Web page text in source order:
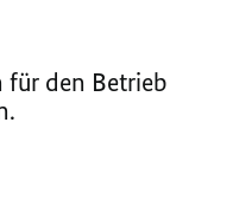
für den Betrieb